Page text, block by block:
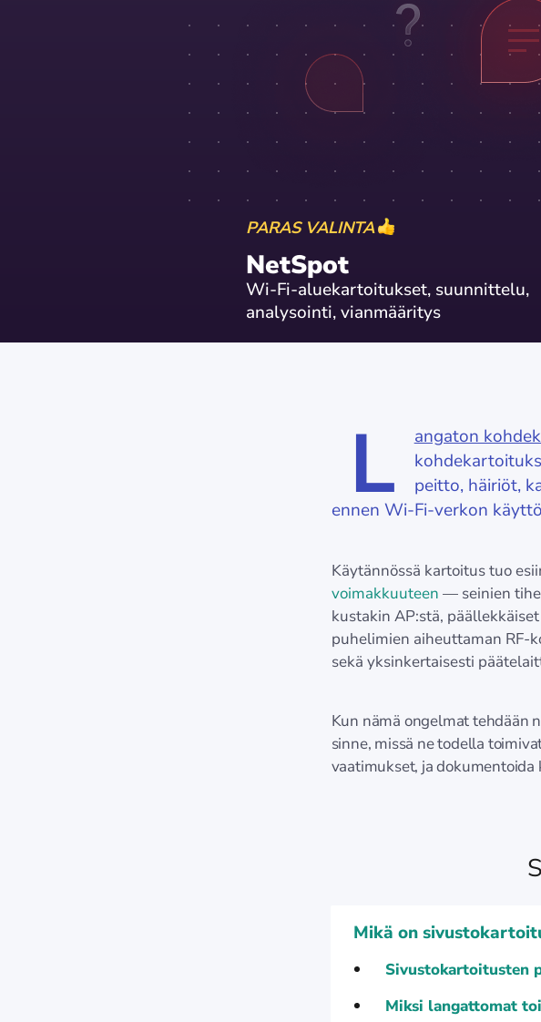
PARAS VALINTA
NetSpot
Wi-Fi-aluekartoitukset, suunnittelu,
analysointi, vianmääritys
L angaton
peitto, häiriöt,
ennen Wi-Fi-verkon
Käytännössä kartoitus tuo
voimakkuuteen — seinien
kustakin AP:stä,
puhelimien aiheuttaman RF-
sekä yksinkertaisesti
Kun nämä ongelmat tehdään
sinne, missä ne todella
vaatimukset, ja dokumentoida
Mikä on
Sivustokartoitusten
Miksi langattomat